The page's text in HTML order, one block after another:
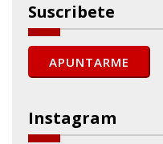
Suscribete
Instagram